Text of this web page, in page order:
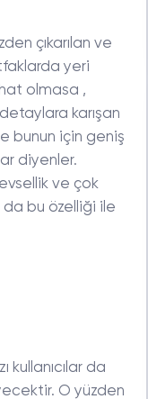
çıkarılan ve
yeri
olmasa ,
karışan
bunun için geniş
diyenler.
ve çok
da bu özelliği ile
kullanıcılar da
O yüzden